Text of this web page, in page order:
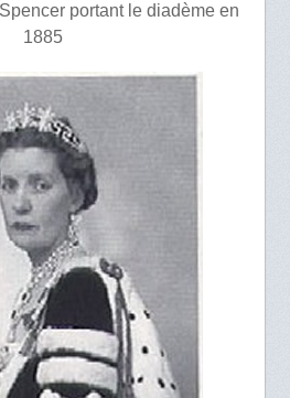
portant le diadème en
1885